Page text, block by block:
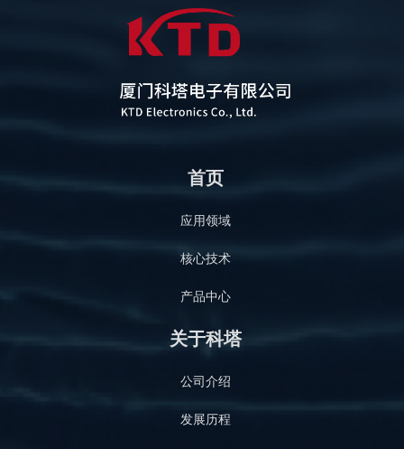
首页
应用领域
核心技术
产品中心
关于科塔
公司介绍
发展历程